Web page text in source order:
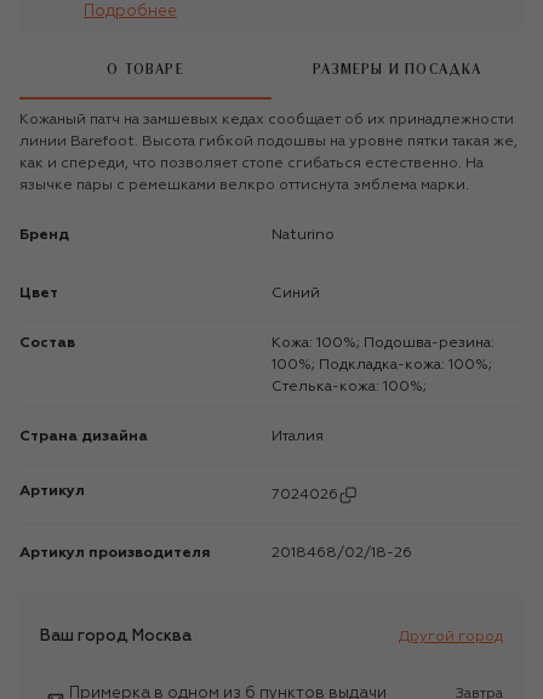
Подробнее
О ТОВАРЕ РАЗМЕРЫ И ПОСАДКА
Кожаный патч на замшевых кедах сообщает об их принадлежности
линии Barefoot. Высота гибкой подошвы на уровне пятки такая же,
как и спереди, что позволяет стопе сгибаться естественно. На
язычке пары с ремешками велкро оттиснута эмблема марки.
Бренд Naturino
Цвет Синий
Состав
Кожа: 100%; Подошва-резина:
100%; Подкладка-кожа: 100%;
Стелька-кожа: 100%;
Страна дизайна Италия
Артикул 7024026
Артикул производителя 2018468/02/18-26
Ваш город Москва Другой город
Примерка в одном из 6 пунктов выдачи
Завтра